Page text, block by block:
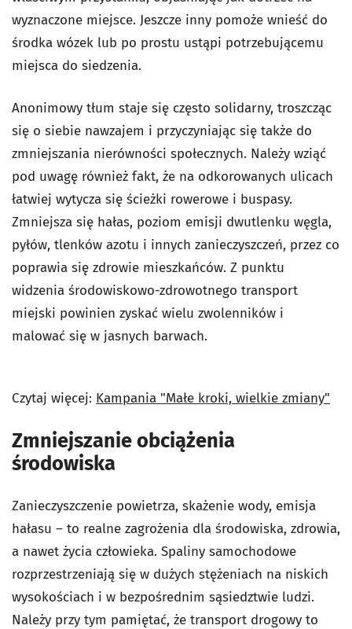
wyznaczone miejsce. Jeszcze inny pomoże wnieść do
środka wózek lub po prostu ustąpi potrzebującemu
miejsca do siedzenia.
Anonimowy tłum staje się często solidarny, troszcząc
się o siebie nawzajem i przyczyniając się także do
zmniejszania nierówności społecznych. Należy wziąć
pod uwagę również fakt, że na odkorowanych ulicach
łatwiej wytycza się ścieżki rowerowe i buspasy.
Zmniejsza się hałas, poziom emisji dwutlenku węgla,
pyłów, tlenków azotu i innych zanieczyszczeń, przez co
poprawia się zdrowie mieszkańców. Z punktu
widzenia środowiskowo-zdrowotnego transport
miejski powinien zyskać wielu zwolenników i
malować się w jasnych barwach.
Czytaj więcej: Kampania "Małe kroki, wielkie zmiany"
Zmniejszanie obciążenia
środowiska
Zanieczyszczenie powietrza, skażenie wody, emisja
hałasu – to realne zagrożenia dla środowiska, zdrowia,
a nawet życia człowieka. Spaliny samochodowe
rozprzestrzeniają się w dużych stężeniach na niskich
wysokościach i w bezpośrednim sąsiedztwie ludzi.
Należy przy tym pamiętać, że transport drogowy to